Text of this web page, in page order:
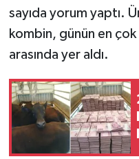
sayıda yorum yaptı.
kombin, günün en
arasında yer aldı.